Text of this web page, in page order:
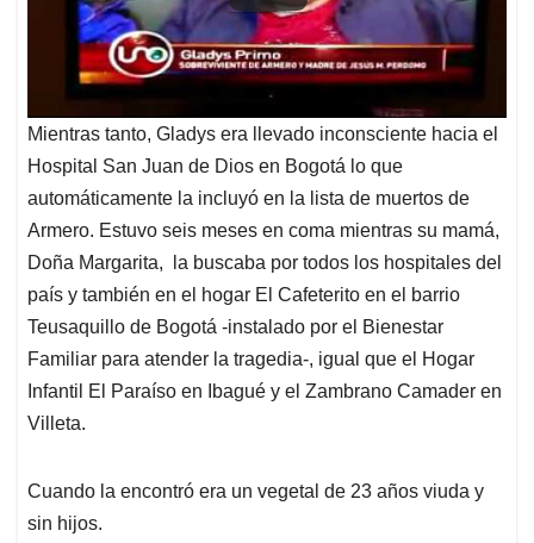
Mientras tanto, Gladys era llevado inconsciente hacia el
Hospital San Juan de Dios en Bogotá lo que
automáticamente la incluyó en la lista de muertos de
Armero. Estuvo seis meses en coma mientras su mamá,
Doña Margarita, la buscaba por todos los hospitales del
país y también en el hogar El Cafeterito en el barrio
Teusaquillo de Bogotá -instalado por el Bienestar
Familiar para atender la tragedia-, igual que el Hogar
Infantil El Paraíso en Ibagué y el Zambrano Camader en
Villeta.
Cuando la encontró era un vegetal de 23 años viuda y
sin hijos.